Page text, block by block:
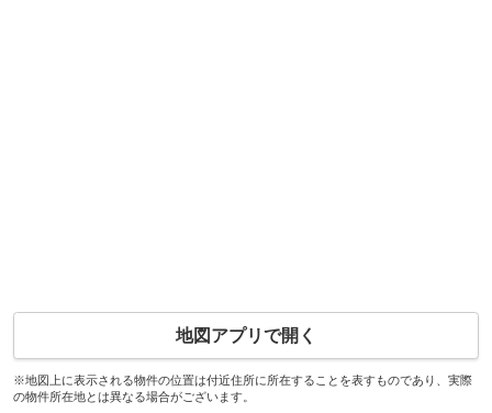
地図アプリで開く
※地図上に表示される物件の位置は付近住所に所在することを表すものであり、実際
の物件所在地とは異なる場合がございます。